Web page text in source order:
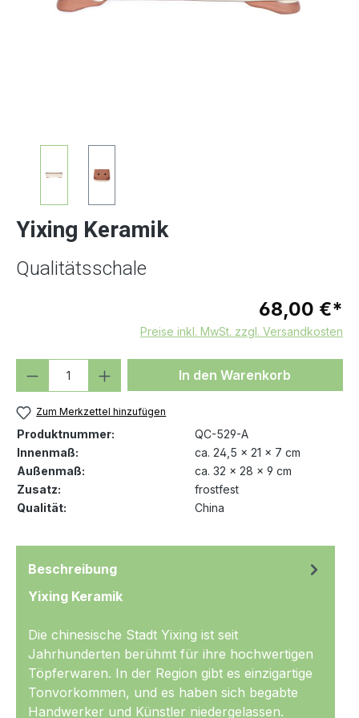
Yixing Keramik
Qualitätsschale
68,00 €*
Preise inkl. MwSt. zzgl. Versandkosten
Produkt Anzahl: Gib denIn den Warenkorb
Zum Merkzettel hinzufügen
Produktnummer:
QC-529-A
Innenmaß:
ca. 24,5 x 21 x 7 cm
Außenmaß:
ca. 32 x 28 x 9 cm
Zusatz:
frostfest
Qualität:
China
Beschreibung
Yixing Keramik
Die chinesische Stadt Yixing ist seit
Jahrhunderten berühmt für ihre hochwertigen
Töpferwaren. In der Region gibt es einzigartige
Tonvorkommen, und es haben sich begabte
Handwerker und Künstler niedergelassen.